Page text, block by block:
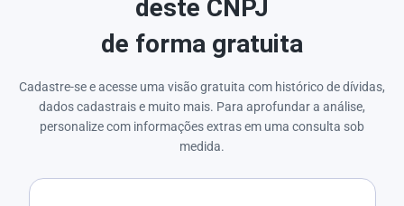
deste CNPJ
de forma gratuita
Cadastre-se e acesse uma visão gratuita com histórico de dívidas,
dados cadastrais e muito mais. Para aprofundar a análise,
personalize com informações extras em uma consulta sob
medida.